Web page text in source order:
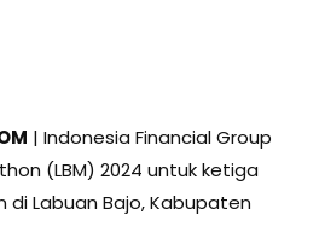
| Indonesia Financial Group
(LBM) 2024 untuk ketiga
di Labuan Bajo, Kabupaten